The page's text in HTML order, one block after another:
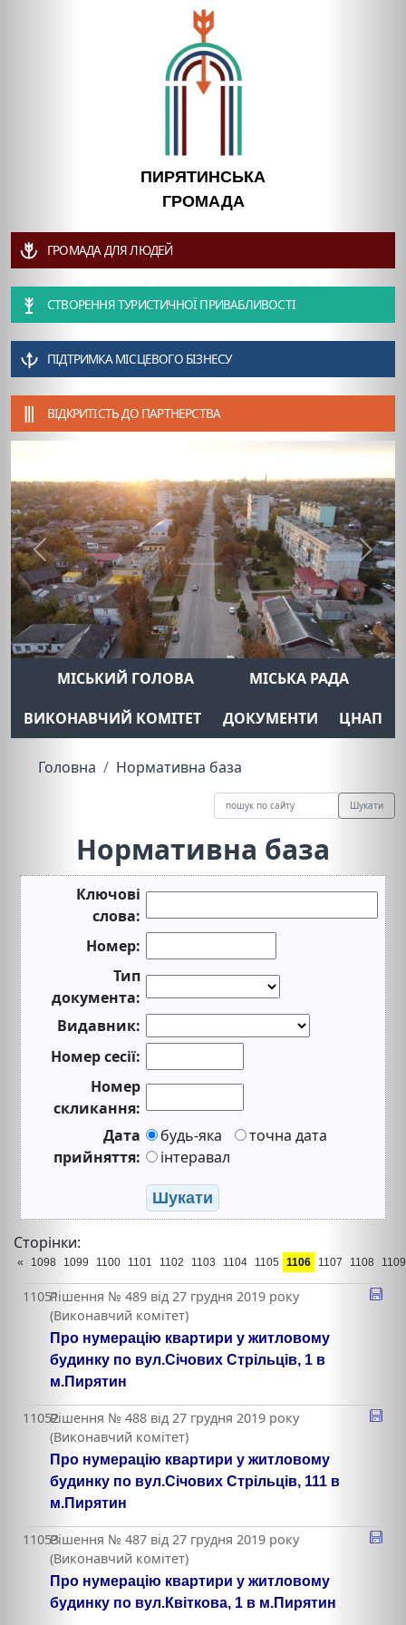
ПИРЯТИНСЬКА
ГРОМАДА
ГРОМАДА ДЛЯ ЛЮДЕЙ
СТВОРЕННЯ ТУРИСТИЧНОЇ ПРИВАБЛИВОСТІ
ПІДТРИМКА МІСЦЕВОГО БІЗНЕСУ
ВІДКРИТІСТЬ ДО ПАРТНЕРСТВА
Previous Next
МІСЬКИЙ ГОЛОВА
МІСЬКА РАДА
ВИКОНАВЧИЙ КОМІТЕТ
ДОКУМЕНТИ ЦНАП
Головна Нормативна база
Шукати
Нормативна база
Ключові
слова:
Номер:
Тип
документа:
Видавник:
Номер сесії:
Номер
скликання:
Дата
прийняття:
будь-яка
точна дата
інтеравал
Шукати
Сторінки:
« 1098 1099 1100 1101 1102 1103 1104 1105 1106 1107 1108 1109
11051Рішення № 489 від 27 грудня 2019 року
(Виконавчий комітет)
Про нумерацію квартири у житловому
будинку по вул.Січових Стрільців, 1 в
м.Пирятин
11052Рішення № 488 від 27 грудня 2019 року
(Виконавчий комітет)
Про нумерацію квартири у житловому
будинку по вул.Січових Стрільців, 111 в
м.Пирятин
11053Рішення № 487 від 27 грудня 2019 року
(Виконавчий комітет)
Про нумерацію квартири у житловому
будинку по вул.Квіткова, 1 в м.Пирятин